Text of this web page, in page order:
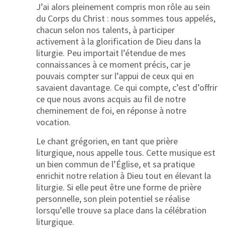
J’ai alors pleinement compris mon rôle au sein
du Corps du Christ : nous sommes tous appelés,
chacun selon nos talents, à participer
activement à la glorification de Dieu dans la
liturgie. Peu importait l’étendue de mes
connaissances à ce moment précis, car je
pouvais compter sur l’appui de ceux qui en
savaient davantage. Ce qui compte, c’est d’offrir
ce que nous avons acquis au fil de notre
cheminement de foi, en réponse à notre
vocation.
Le chant grégorien, en tant que prière
liturgique, nous appelle tous. Cette musique est
un bien commun de l’Église, et sa pratique
enrichit notre relation à Dieu tout en élevant la
liturgie. Si elle peut être une forme de prière
personnelle, son plein potentiel se réalise
lorsqu’elle trouve sa place dans la célébration
liturgique.